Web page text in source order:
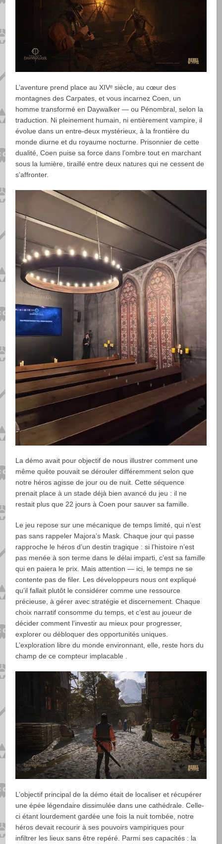
L’aventure prend place au XIVᵉ siècle, au cœur des
montagnes des Carpates, et vous incarnez Coen, un
homme transformé en Daywalker — ou Pénombral, selon la
traduction. Ni pleinement humain, ni entièrement vampire, il
évolue dans un entre-deux mystérieux, à la frontière du
monde diurne et du royaume nocturne. Prisonnier de cette
dualité, Coen puise sa force dans l’ombre tout en marchant
sous la lumière, tiraillé entre deux natures qui ne cessent de
s’affronter.
La démo avait pour objectif de nous illustrer comment une
même quête pouvait se dérouler différemment selon que
notre héros agisse de jour ou de nuit. Cette séquence
prenait place à un stade déjà bien avancé du jeu : il ne
restait plus que 22 jours à Coen pour sauver sa famille.
Le jeu repose sur une mécanique de temps limité, qui n’est
pas sans rappeler Majora’s Mask. Chaque jour qui passe
rapproche le héros d’un destin tragique : si l’histoire n’est
pas menée à son terme dans le délai imparti, c’est sa famille
qui en paiera le prix. Mais attention — ici, le temps ne se
contente pas de filer. Les développeurs nous ont expliqué
qu’il fallait plutôt le considérer comme une ressource
précieuse, à gérer avec stratégie et discernement. Chaque
choix narratif consomme du temps, et c’est au joueur de
décider comment l’investir au mieux pour progresser,
explorer ou débloquer des opportunités uniques.
L’exploration libre du monde environnant, elle, reste hors du
champ de ce compteur implacable .
L’objectif principal de la démo était de localiser et récupérer
une épée légendaire dissimulée dans une cathédrale. Celle-
ci étant lourdement gardée une fois la nuit tombée, notre
héros devait recourir à ses pouvoirs vampiriques pour
infiltrer les lieux sans être repéré. Parmi ses capacités : la